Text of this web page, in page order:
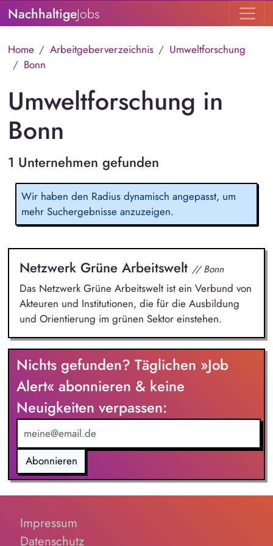
NachhaltigeJobs
Home Arbeitgeberverzeichnis
Umweltforschung
Bonn
Umweltforschung in
Bonn
1 Unternehmen gefunden
Wir haben den Radius dynamisch angepasst, um
mehr Suchergebnisse anzuzeigen.
Netzwerk Grüne Arbeitswelt // Bonn
Das Netzwerk Grüne Arbeitswelt ist ein Verbund von
Akteuren und Institutionen, die für die Ausbildung
und Orientierung im grünen Sektor einstehen.
Nichts gefunden? Täglichen »Job
Alert« abonnieren & keine
Neuigkeiten verpassen:
Abonnieren
Impressum
Datenschutz